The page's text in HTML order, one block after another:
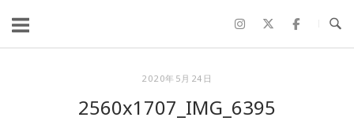
2020年5月24日
2560x1707_IMG_6395